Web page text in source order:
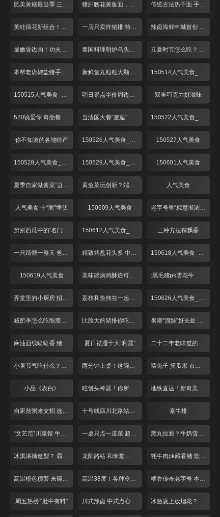
肥美黄鳝最当季 三种吃法来尝鲜！ 猪肝腰花黄鱼面，本帮面条滋味浓 传统古法热干面 手工芝麻酱香稠醇
美蛙蹄花新组合！肉质嫩鲜味足 一店只卖炸猪排 特制酱料令人回味 辣卤海鲜申城首创 酱汁入味回味无穷
最嫩骨边肉！功夫牛排汁水多 泰国料理明炉乌头鱼最招牌 立夏时节怎么吃？籽虾黄鳝最滋补
本帮老店椒盐猪手10元一片德国进口 新鲜鱼丸粒粒大颗 久煮不烂 150514人气美食_001
150515人气美食_001 明日景点半价周边美味享不停 双重巧克力好滋味
520说爱你 奇葩餐厅来探秘！ 当法国大餐“邂逅”湖南辣椒！ 150522人气美食_001
你不知道的各地特产 150526人气美食_001 150527人气美食
150528人气美食_001 150529人气美食_001 150601人气美食
夏季自家做酱菜“边角料”吃口好 黄鱼菜玩创新？端午时节最美味！ 人气美食
人气美食 十“面”埋伏 150609人气美食 老字号里“粽意渐浓”牛肉八宝新品上市
辨别西瓜中的“名门望族” 150612人气美食_001 三种方法粽飘香
一只蹄髈一整天 爸爸糖蹄爱意浓 精致烤盘花头多 中药腌肉是啥味？ 150618人气美食_001
150619人气美食 美味罐焖鸡酥烂可口 酒香糟味上海夏日味道 :黑毛猪pk雪花牛 烤盘上演大对决！
弄堂里的小厨房 招牌番茄酸辣面 荔枝和鱼炖在一起什么味道 150626人气美食_001
减肥季怎么吃能瘦下来 比脸大的猪排你吃过吗？ 暑期“溜娃”好去处 亲子餐厅欢乐多
麻油面线喷喷香 猪脚龙虾做搭配 夏日祛湿十大“利器” 二十二年老味道的别样饼干
小暑节气吃什么？各类黄鳝最滋补 两分钟上桌！这碗泡饭不一般 喂兔子 摘瓜果 市区也有农家乐？
小品《表白》 吃馒头神器！你所不知道的调料混搭！ 地铁直达！新奇美味！天气再热也不怕
自家熬粥来支招 选好大米配好料！ 十号线四川北路站！冒菜臊子面人气旺！ 素牛排
“文艺范”川菜馆 牛蛙“爱上”小仔姜 一桌只点一道菜 超大牛排似“战斧” 黑丸拉面？牛奶雪？新晋百货大暴走
冰淇淋拗造型？ 霸气大锅藏鱼头！ 龙阳路站 和米堂 大虾章鱼烧 牦牛肉pk藏香猪 歌声对决赢免单！
高温橙色预警 来碗“雪”降降温！ 高温38度！各种冷饮来“降温” 糟香传奇老字号 本帮大师来调味
周五热榜 “肚中有料” 川式辣卤 中式点心 打浦路站美味多！ 冰激凌上放烟花？夏日解暑放大招！